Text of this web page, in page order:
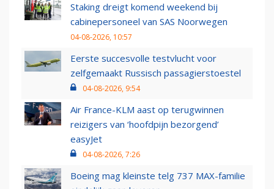
Staking dreigt komend weekend bij
cabinepersoneel van SAS Noorwegen
04-08-2026, 10:57
Eerste succesvolle testvlucht voor
zelfgemaakt Russisch passagierstoestel
04-08-2026, 9:54
Air France-KLM aast op terugwinnen
reizigers van ‘hoofdpijn bezorgend’
easyJet
04-08-2026, 7:26
Boeing mag kleinste telg 737 MAX-familie